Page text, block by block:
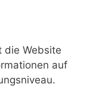
die Website
auf